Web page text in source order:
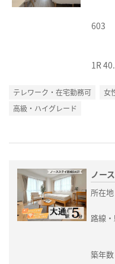
603
1R
テレワーク・在宅勤務可 女
高級・ハイグレード
ノー
所在地
路線
築年数